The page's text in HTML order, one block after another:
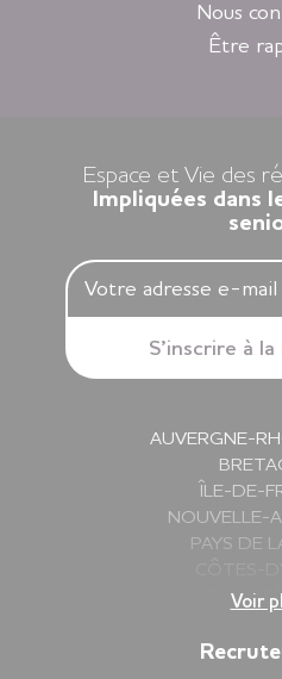
sélectionnés en Nouvelle-
Alpes, en Ile-de-France, en
Nous
Être
Espace et Vie des
Impliquées dans
AUVERGNE-
ÎLE-DE-
NOUVELLE-
PAYS DE
DEUX-
Voir